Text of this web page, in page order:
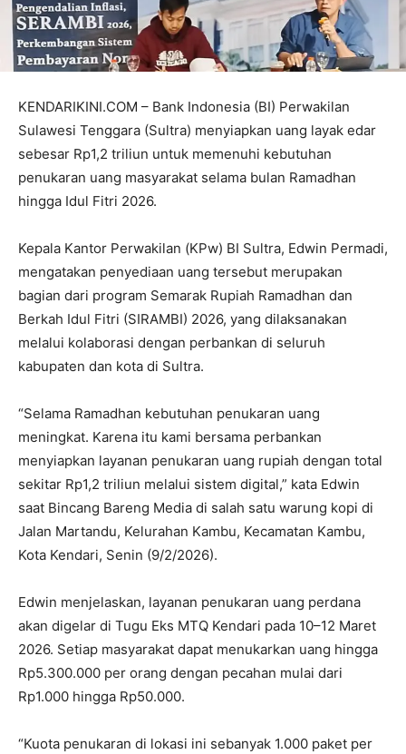
KENDARIKINI.COM – Bank Indonesia (BI) Perwakilan
Sulawesi Tenggara (Sultra) menyiapkan uang layak edar
sebesar Rp1,2 triliun untuk memenuhi kebutuhan
penukaran uang masyarakat selama bulan Ramadhan
hingga Idul Fitri 2026.
Kepala Kantor Perwakilan (KPw) BI Sultra, Edwin Permadi,
mengatakan penyediaan uang tersebut merupakan
bagian dari program Semarak Rupiah Ramadhan dan
Berkah Idul Fitri (SIRAMBI) 2026, yang dilaksanakan
melalui kolaborasi dengan perbankan di seluruh
kabupaten dan kota di Sultra.
“Selama Ramadhan kebutuhan penukaran uang
meningkat. Karena itu kami bersama perbankan
menyiapkan layanan penukaran uang rupiah dengan total
sekitar Rp1,2 triliun melalui sistem digital,” kata Edwin
saat Bincang Bareng Media di salah satu warung kopi di
Jalan Martandu, Kelurahan Kambu, Kecamatan Kambu,
Kota Kendari, Senin (9/2/2026).
Edwin menjelaskan, layanan penukaran uang perdana
akan digelar di Tugu Eks MTQ Kendari pada 10–12 Maret
2026. Setiap masyarakat dapat menukarkan uang hingga
Rp5.300.000 per orang dengan pecahan mulai dari
Rp1.000 hingga Rp50.000.
“Kuota penukaran di lokasi ini sebanyak 1.000 paket per